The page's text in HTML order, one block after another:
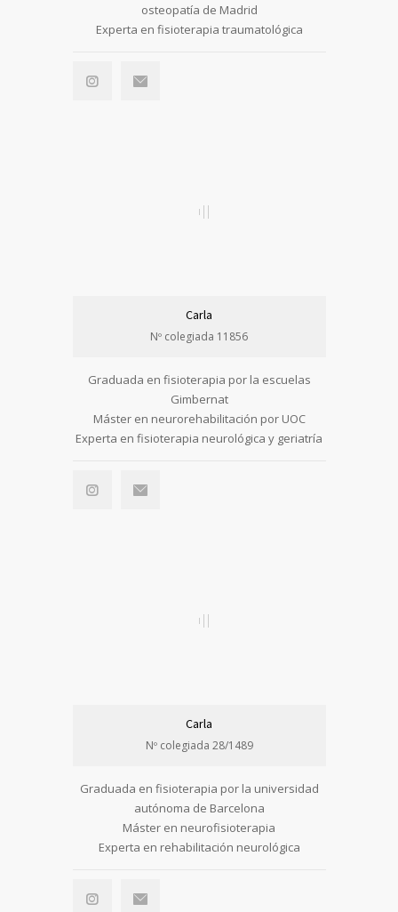
osteopatía de Madrid
Experta en fisioterapia traumatológica
Carla
Nº colegiada 11856
Graduada en fisioterapia por la escuelas
Gimbernat
Máster en neurorehabilitación por UOC
Experta en fisioterapia neurológica y geriatría
Carla
Nº colegiada 28/1489
Graduada en fisioterapia por la universidad
autónoma de Barcelona
Máster en neurofisioterapia
Experta en rehabilitación neurológica